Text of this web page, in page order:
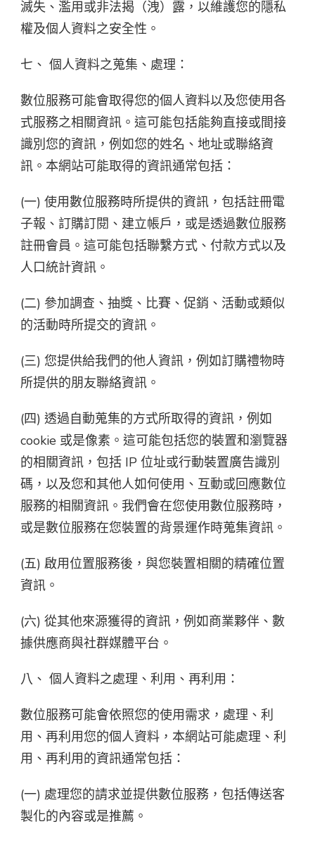
滅失、濫用或非法揭（洩）露，以維護您的隱私
權及個人資料之安全性。
七、 個人資料之蒐集、處理：
數位服務可能會取得您的個人資料以及您使用各
式服務之相關資訊。這可能包括能夠直接或間接
識別您的資訊，例如您的姓名、地址或聯絡資
訊。本網站可能取得的資訊通常包括：
(一) 使用數位服務時所提供的資訊，包括註冊電
子報、訂購訂閱、建立帳戶，或是透過數位服務
註冊會員。這可能包括聯繫方式、付款方式以及
人口統計資訊。
(二) 參加調查、抽獎、比賽、促銷、活動或類似
的活動時所提交的資訊。
(三) 您提供給我們的他人資訊，例如訂購禮物時
所提供的朋友聯絡資訊。
(四) 透過自動蒐集的方式所取得的資訊，例如
cookie 或是像素。這可能包括您的裝置和瀏覽器
的相關資訊，包括 IP 位址或行動裝置廣告識別
碼，以及您和其他人如何使用、互動或回應數位
服務的相關資訊。我們會在您使用數位服務時，
或是數位服務在您裝置的背景運作時蒐集資訊。
(五) 啟用位置服務後，與您裝置相關的精確位置
資訊。
(六) 從其他來源獲得的資訊，例如商業夥伴、數
據供應商與社群媒體平台。
八、 個人資料之處理、利用、再利用：
數位服務可能會依照您的使用需求，處理、利
用、再利用您的個人資料，本網站可能處理、利
用、再利用的資訊通常包括：
(一) 處理您的請求並提供數位服務，包括傳送客
製化的內容或是推薦。